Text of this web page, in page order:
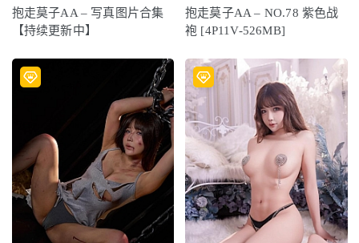
抱走莫子AA – 写真图片合集
【持续更新中】
抱走莫子AA – NO.78 紫色战
袍 [4P11V-526MB]